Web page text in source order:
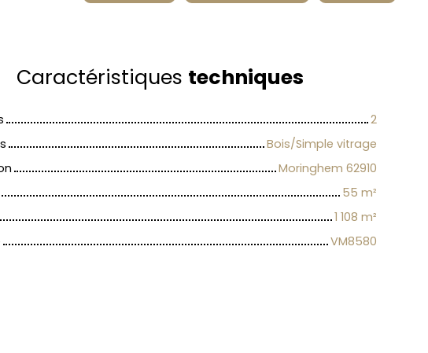
Caractéristiques techniques
2
Bois/Simple vitrage
Moringhem 62910
55 m²
1 108 m²
VM8580